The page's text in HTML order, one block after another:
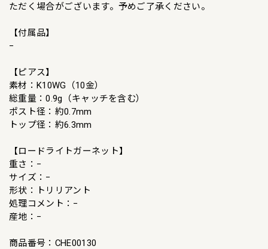
ただく場合がございます。予めご了承ください。
【付属品】
−
【ピアス】
素材：K10WG（10金）
総重量：0.9g（キャッチを含む）
ポスト径：約0.7mm
トップ径：約6.3mm
【ロードライトガーネット】
重さ：−
サイズ：−
形状：トリリアント
処理コメント：−
産地：−
商品番号：CHE00130